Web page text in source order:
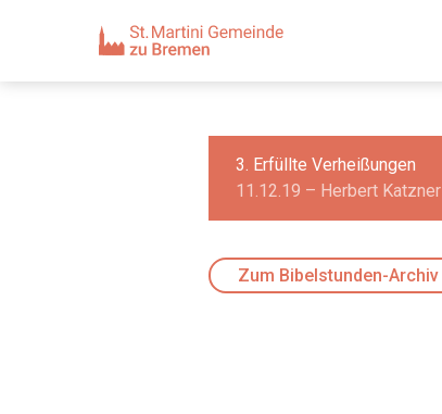
3. Erfüllte Verheißungen
11.12.19 – Herbert Katzner
Zum Bibelstunden-Archiv